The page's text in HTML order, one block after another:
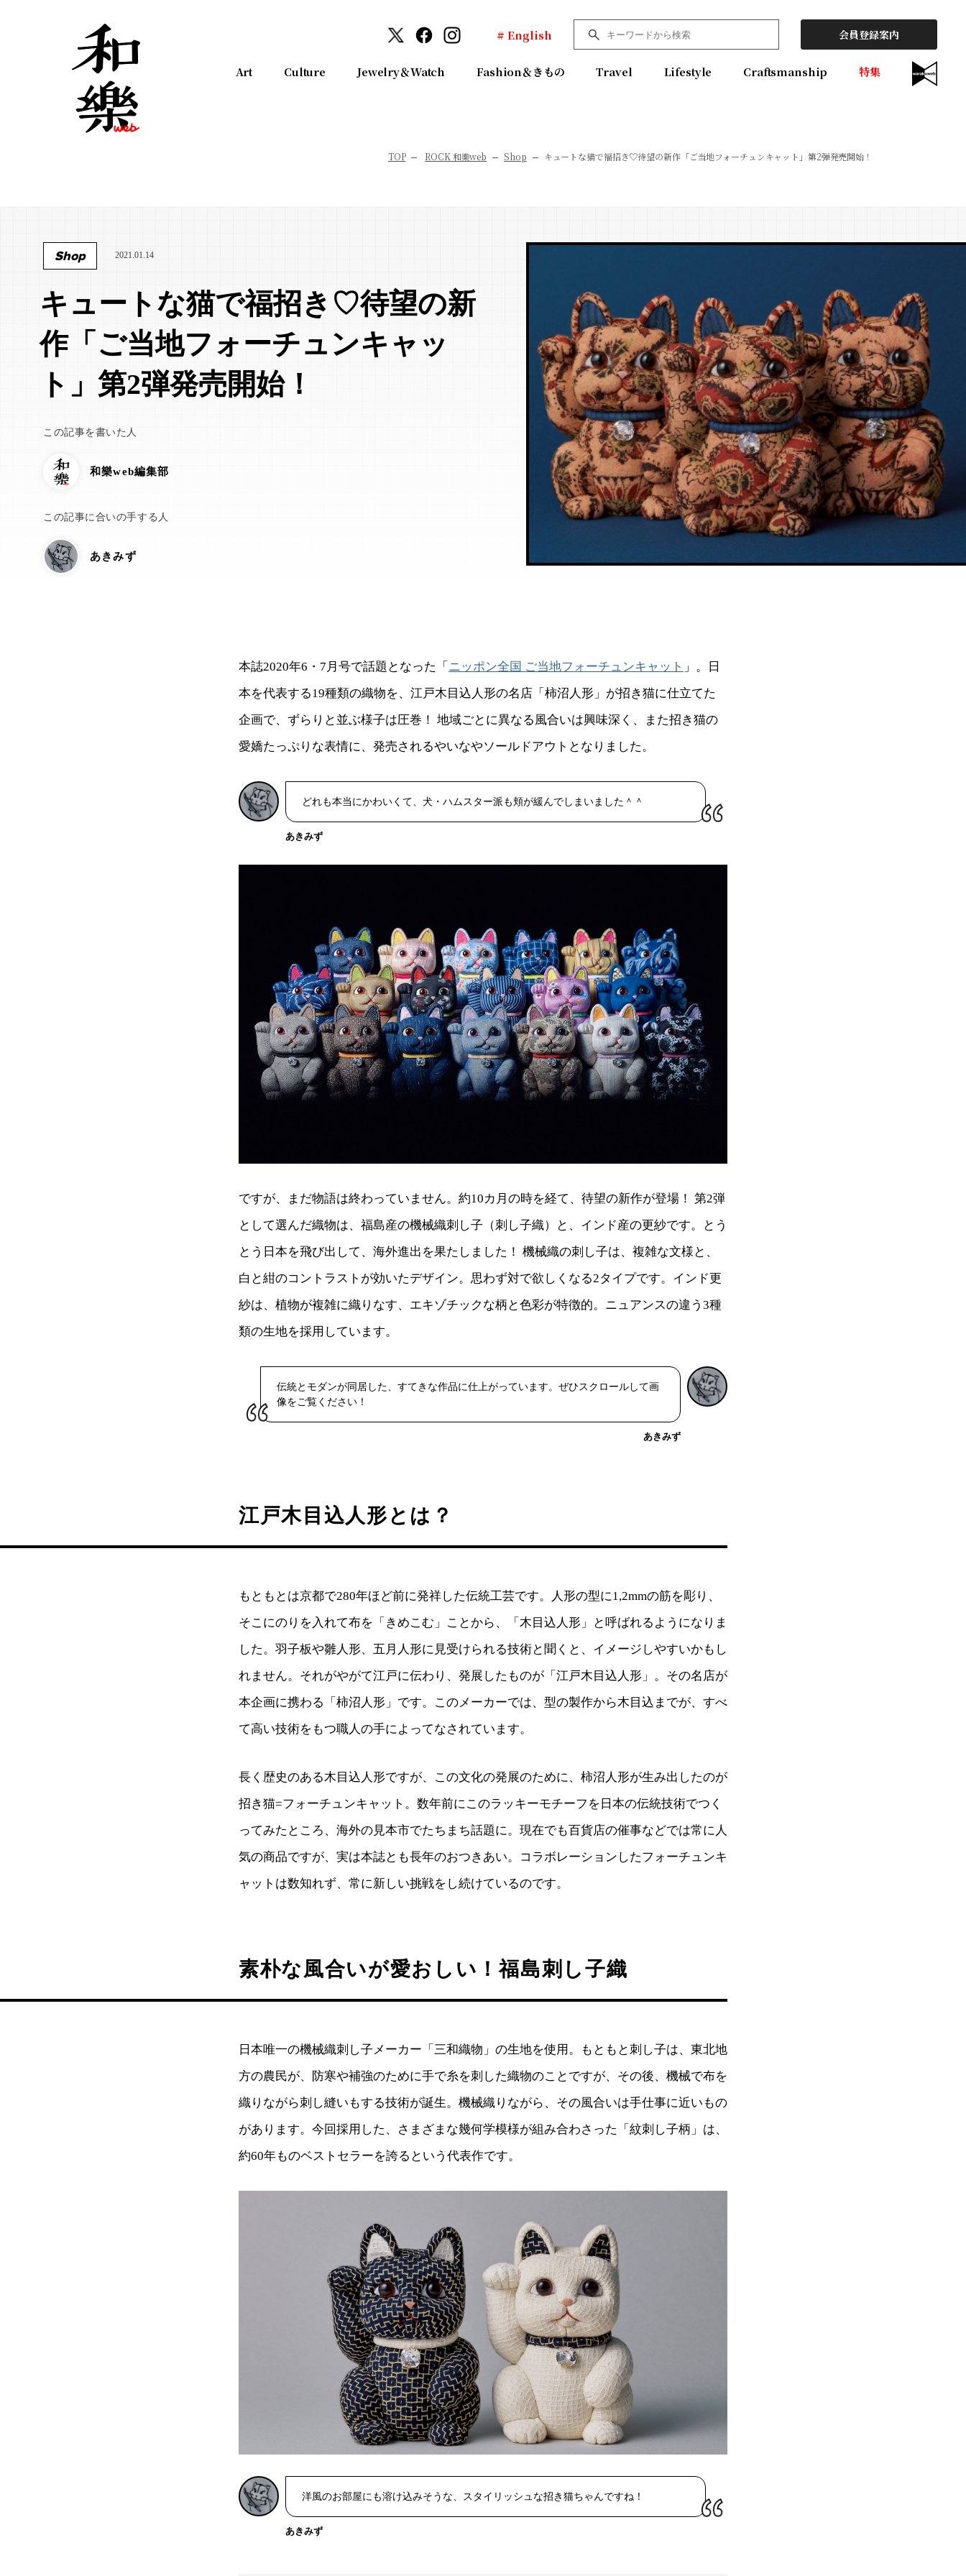
# English 会員登録案内
Art Culture Jewelry＆Watch Fashion＆きもの Travel Lifestyle Craftsmanship 特集
TOP ROCK 和樂web Shop キュートな猫で福招き♡待望の新作「ご当地フォーチュンキャット」第2弾発売開始！
Shop 2021.01.14
キュートな猫で福招き♡待望の新
作「ご当地フォーチュンキャッ
ト」第2弾発売開始！
この記事を書いた人
和樂web編集部
この記事に合いの手する人
あきみず
本誌2020年6・7月号で話題となった「 ニッポン全国 ご当地フォーチュンキャット 」。日
本を代表する19種類の織物を、江戸木目込人形の名店「柿沼人形」が招き猫に仕立てた
企画で、ずらりと並ぶ様子は圧巻！ 地域ごとに異なる風合いは興味深く、また招き猫の
愛嬌たっぷりな表情に、発売されるやいなやソールドアウトとなりました。
どれも本当にかわいくて、犬・ハムスター派も頬が緩んでしまいました＾＾
あきみず
ですが、まだ物語は終わっていません。約10カ月の時を経て、待望の新作が登場！ 第2弾
として選んだ織物は、福島産の機械織刺し子（刺し子織）と、インド産の更紗です。とう
とう日本を飛び出して、海外進出を果たしました！ 機械織の刺し子は、複雑な文様と、
白と紺のコントラストが効いたデザイン。思わず対で欲しくなる2タイプです。インド更
紗は、植物が複雑に織りなす、エキゾチックな柄と色彩が特徴的。ニュアンスの違う3種
類の生地を採用しています。
伝統とモダンが同居した、すてきな作品に仕上がっています。ぜひスクロールして画
像をご覧ください！
あきみず
江戸木目込人形とは？
もともとは京都で280年ほど前に発祥した伝統工芸です。人形の型に1,2mmの筋を彫り、
そこにのりを入れて布を「きめこむ」ことから、「木目込人形」と呼ばれるようになりま
した。羽子板や雛人形、五月人形に見受けられる技術と聞くと、イメージしやすいかもし
れません。それがやがて江戸に伝わり、発展したものが「江戸木目込人形」。その名店が
本企画に携わる「柿沼人形」です。このメーカーでは、型の製作から木目込までが、すべ
て高い技術をもつ職人の手によってなされています。
長く歴史のある木目込人形ですが、この文化の発展のために、柿沼人形が生み出したのが
招き猫=フォーチュンキャット。数年前にこのラッキーモチーフを日本の伝統技術でつく
ってみたところ、海外の見本市でたちまち話題に。現在でも百貨店の催事などでは常に人
気の商品ですが、実は本誌とも長年のおつきあい。コラボレーションしたフォーチュンキ
ャットは数知れず、常に新しい挑戦をし続けているのです。
素朴な風合いが愛おしい！福島刺し子織
日本唯一の機械織刺し子メーカー「三和織物」の生地を使用。もともと刺し子は、東北地
方の農民が、防寒や補強のために手で糸を刺した織物のことですが、その後、機械で布を
織りながら刺し縫いもする技術が誕生。機械織りながら、その風合いは手仕事に近いもの
があります。今回採用した、さまざまな幾何学模様が組み合わさった「紋刺し子柄」は、
約60年ものベストセラーを誇るという代表作です。
洋風のお部屋にも溶け込みそうな、スタイリッシュな招き猫ちゃんですね！
あきみず